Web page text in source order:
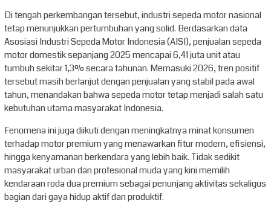
Di tengah perkembangan tersebut, industri sepeda motor nasional
tetap menunjukkan pertumbuhan yang solid. Berdasarkan data
Asosiasi Industri Sepeda Motor Indonesia (AISI), penjualan sepeda
motor domestik sepanjang 2025 mencapai 6,41 juta unit atau
tumbuh sekitar 1,3% secara tahunan. Memasuki 2026, tren positif
tersebut masih berlanjut dengan penjualan yang stabil pada awal
tahun, menandakan bahwa sepeda motor tetap menjadi salah satu
kebutuhan utama masyarakat Indonesia.
Fenomena ini juga diikuti dengan meningkatnya minat konsumen
terhadap motor premium yang menawarkan fitur modern, efisiensi,
hingga kenyamanan berkendara yang lebih baik. Tidak sedikit
masyarakat urban dan profesional muda yang kini memilih
kendaraan roda dua premium sebagai penunjang aktivitas sekaligus
bagian dari gaya hidup aktif dan produktif.